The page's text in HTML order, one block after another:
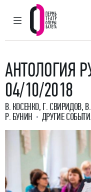
ГЛАВНОЕ МЕНЮ
Пермский
АНТОЛОГИЯ
04/10/2018
В. КОСЕНКО, Г. СВИРИДОВ,
Р. БУНИН
ДРУГИЕ